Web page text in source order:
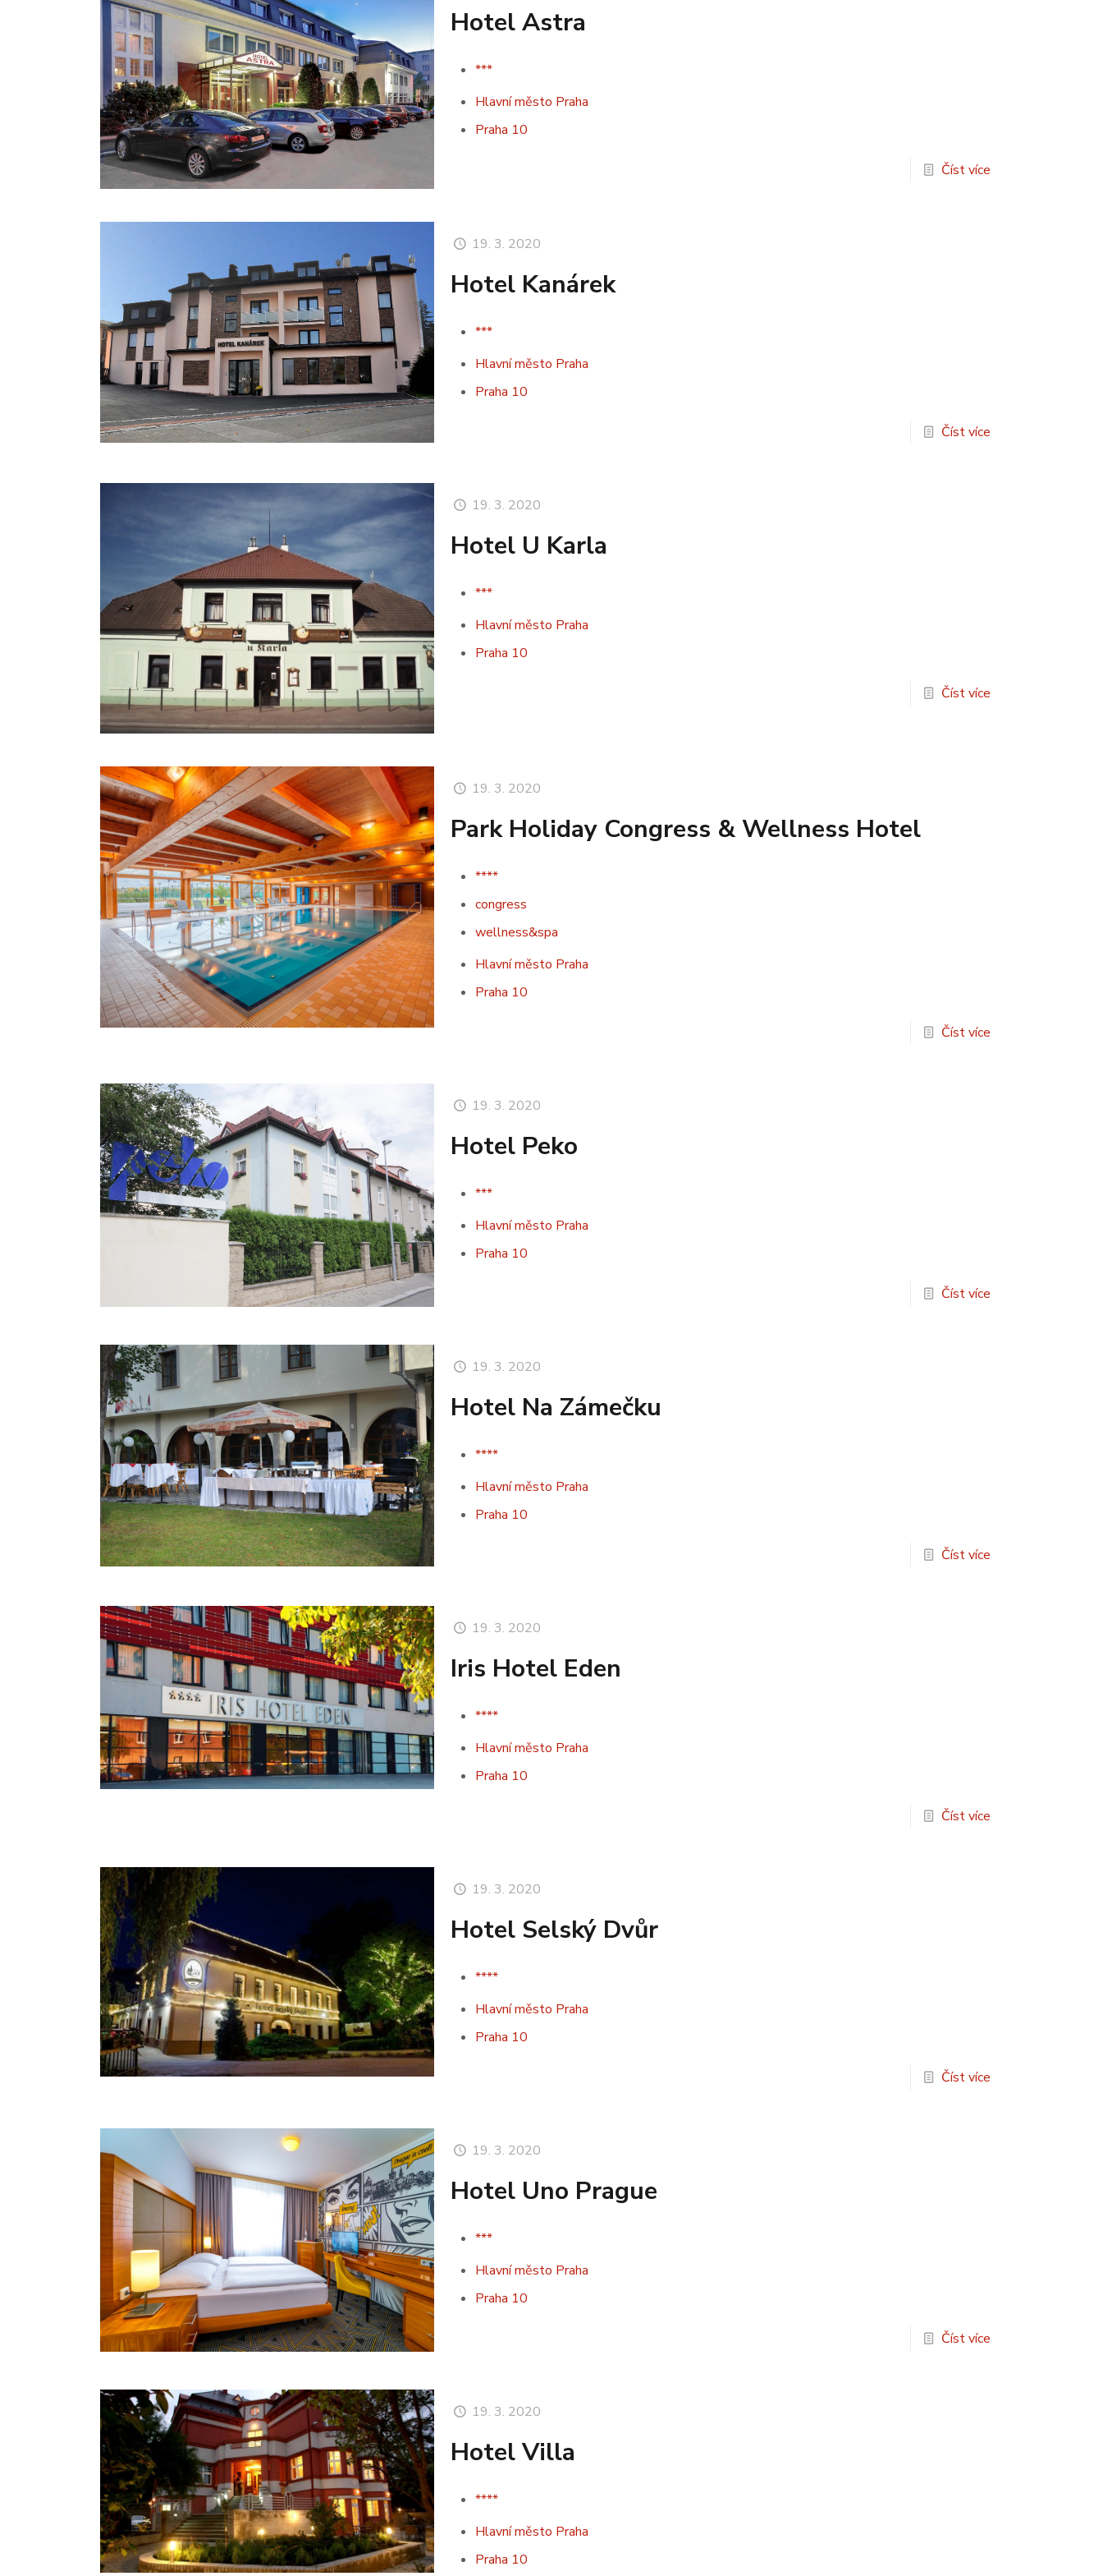
Hotel Astra
***
Hlavní město Praha
Praha 10
Číst více
19. 3. 2020
Hotel Kanárek
***
Hlavní město Praha
Praha 10
Číst více
19. 3. 2020
Hotel U Karla
***
Hlavní město Praha
Praha 10
Číst více
19. 3. 2020
Park Holiday Congress & Wellness Hotel
****
congress
wellness&spa
Hlavní město Praha
Praha 10
Číst více
19. 3. 2020
Hotel Peko
***
Hlavní město Praha
Praha 10
Číst více
19. 3. 2020
Hotel Na Zámečku
****
Hlavní město Praha
Praha 10
Číst více
19. 3. 2020
Iris Hotel Eden
****
Hlavní město Praha
Praha 10
Číst více
19. 3. 2020
Hotel Selský Dvůr
****
Hlavní město Praha
Praha 10
Číst více
19. 3. 2020
Hotel Uno Prague
***
Hlavní město Praha
Praha 10
Číst více
19. 3. 2020
Hotel Villa
****
Hlavní město Praha
Praha 10